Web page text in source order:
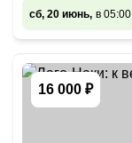
сб, 20 июнь, в 05:00
16 000 ₽